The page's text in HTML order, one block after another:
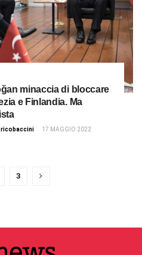
minaccia di bloccare
e Finlandia. Ma
17 MAGGIO 2022
3